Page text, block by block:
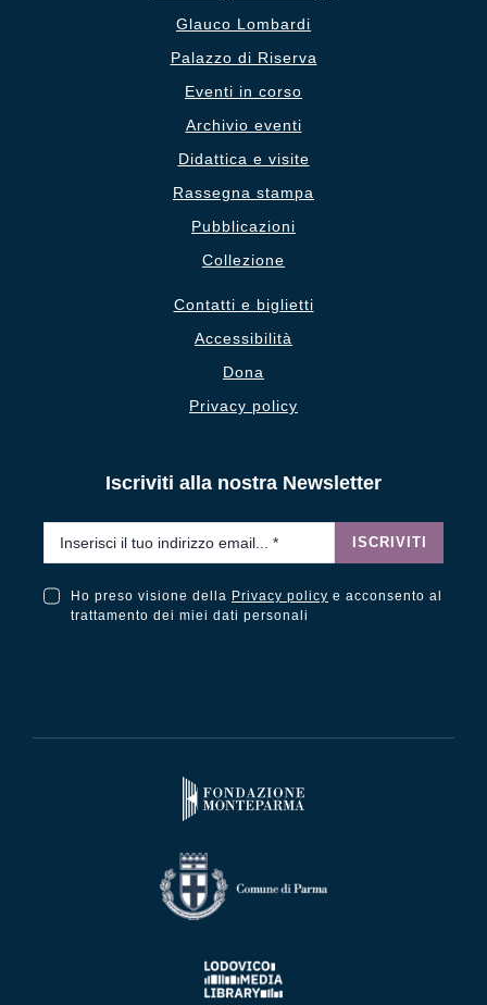
Glauco Lombardi
Palazzo di Riserva
Eventi in corso
Archivio eventi
Didattica e visite
Rassegna stampa
Pubblicazioni
Collezione
Contatti e biglietti
Accessibilità
Dona
Privacy policy
Iscriviti alla nostra Newsletter
ISCRIVITI
Ho preso visione della Privacy policy e acconsento al
trattamento dei miei dati personali